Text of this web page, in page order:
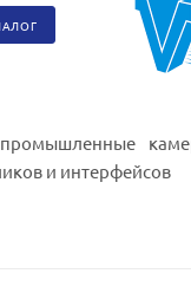
и интерфейсов